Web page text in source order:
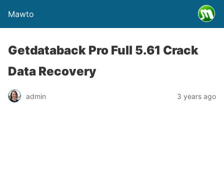
Mawto
Getdataback Pro Full 5.61 Crack
Data Recovery
admin 3 years ago